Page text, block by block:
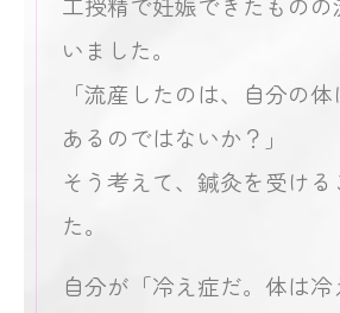
いました。
「流産したのは、自分の
あるのではないか？」
そう考えて、鍼灸を受け
た。
自分が「冷え症だ。体は冷